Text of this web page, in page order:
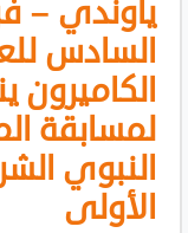
ياوندي –
السادس
الكاميرون
لمسابقة
النبوي
الأولى